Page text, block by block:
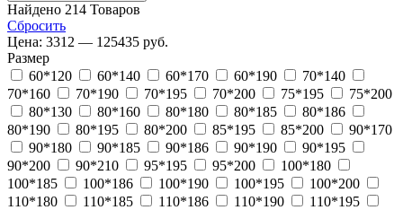
Найдено 214 Товаров
Сбросить
Цена: 3312 — 125435 руб.
Размер
60*120
60*140 60*170 60*190
70*140
70*160
70*190 70*195 70*200 75*195
75*200
80*130
80*160 80*180 80*185
80*186
80*190
80*195 80*200 85*195 85*200
90*170
90*180
90*185 90*186 90*190
90*195
90*200
90*210 95*195 95*200
100*180
100*185
100*186 100*190 100*195
100*200
110*180
110*185 110*186 110*190
110*195